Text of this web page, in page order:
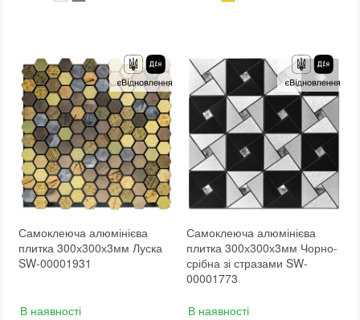
Форма чіпа: Квадратна
Основа: Сітка
Призначення:
В інтер'єрі, Для лазні, Для басейну, Для ванної кімнати та туалету, Для вітальні, Для душової, Для кухні, Для спальні, Для фартуха, Для фасаду, Для хамама
Кількість модулів у упаковці:
20 шт.
Вага модуля: 0,7 кг
Розмір чіпа: 24x24 мм
Товщина чіпа: 4 мм
Площа модуля: 0,1 м²
Країна виробника: Україна
Бренд: AquaMo
Тип поверхні: Матова
Колір виробника
Білий, Сірий, Світло-сірий, Сіро-білий
:
: Зі знижкою
Основа: Самоклейка
Призначення:
В інтер'єрі, Для лазні, Для басейну, Для ванної кімнати та туалету, Для вітальні, Для душової, Для кухні, Для спальні, Для фартуха
Вага модуля
0.2 кг
Товщина чіпа: 3 мм
Площа модуля
0,09 м²
Країна виробника: Китай
Бренд:
Sticker Wall
Тип поверхні:
Матова
: новий
Зі знижкою
Самоклеюча алюмінієва
плитка 300х300х3мм Луска
SW-00001931
В наявності
Самоклеюча алюмінієва
плитка 300х300х3мм Чорно-
срібна зі стразами SW-
00001773
В наявності